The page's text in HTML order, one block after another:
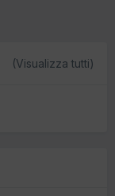
(Visualizza tutti)